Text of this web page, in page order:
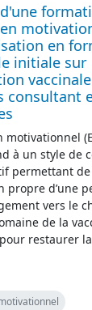
en
initiale sur
consultant
motivationnel
à un style de
permettant
propre d’une
vers le
de la
restaurer